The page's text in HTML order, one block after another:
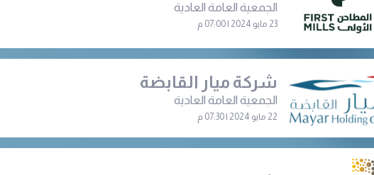
الجمعية العامة العادية
23 مايو 2024 | 07:00 م
شركة ميار القابضة
الجمعية العامة العادية
22 مايو 2024 | 07:30 م